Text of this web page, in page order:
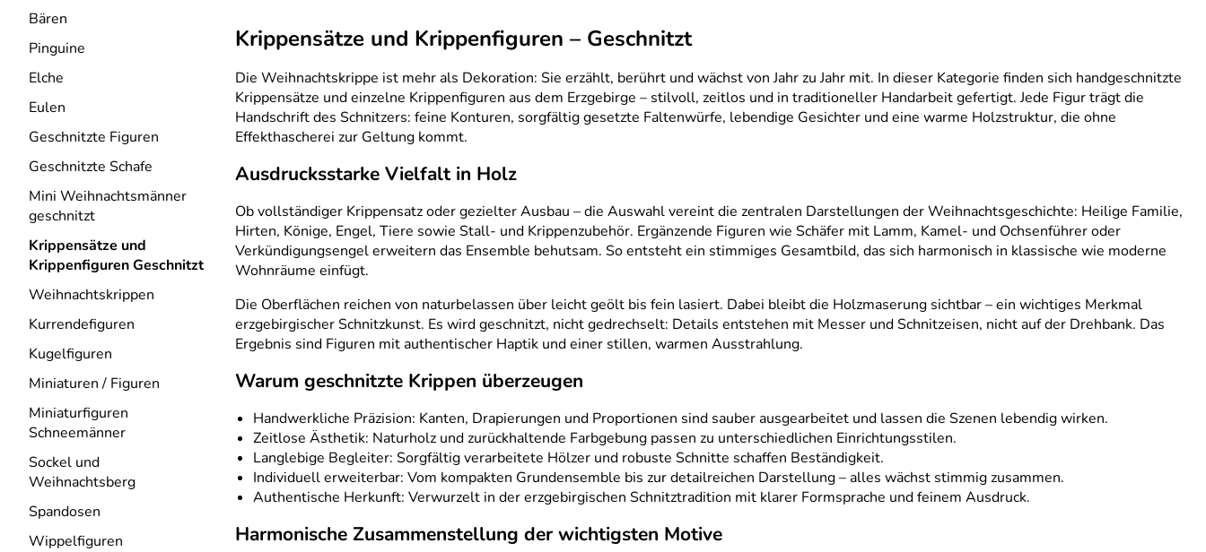
Bären
Pinguine
Elche
Eulen
Geschnitzte Figuren
Geschnitzte Schafe
Mini Weihnachtsmänner
geschnitzt
Krippensätze und
Krippenfiguren Geschnitzt
Weihnachtskrippen
Kurrendefiguren
Kugelfiguren
Miniaturen / Figuren
Miniaturfiguren
Schneemänner
Sockel und
Weihnachtsberg
Spandosen
Wippelfiguren
Krippensätze und Krippenfiguren – Geschnitzt
Die Weihnachtskrippe ist mehr als Dekoration: Sie erzählt, berührt und wächst von Jahr zu Jahr mit. In dieser Kategorie finden sich handgeschnitzte
Krippensätze und einzelne Krippenfiguren aus dem Erzgebirge – stilvoll, zeitlos und in traditioneller Handarbeit gefertigt. Jede Figur trägt die
Handschrift des Schnitzers: feine Konturen, sorgfältig gesetzte Faltenwürfe, lebendige Gesichter und eine warme Holzstruktur, die ohne
Effekthascherei zur Geltung kommt.
Ausdrucksstarke Vielfalt in Holz
Ob vollständiger Krippensatz oder gezielter Ausbau – die Auswahl vereint die zentralen Darstellungen der Weihnachtsgeschichte: Heilige Familie,
Hirten, Könige, Engel, Tiere sowie Stall- und Krippenzubehör. Ergänzende Figuren wie Schäfer mit Lamm, Kamel- und Ochsenführer oder
Verkündigungsengel erweitern das Ensemble behutsam. So entsteht ein stimmiges Gesamtbild, das sich harmonisch in klassische wie moderne
Wohnräume einfügt.
Die Oberflächen reichen von naturbelassen über leicht geölt bis fein lasiert. Dabei bleibt die Holzmaserung sichtbar – ein wichtiges Merkmal
erzgebirgischer Schnitzkunst. Es wird geschnitzt, nicht gedrechselt: Details entstehen mit Messer und Schnitzeisen, nicht auf der Drehbank. Das
Ergebnis sind Figuren mit authentischer Haptik und einer stillen, warmen Ausstrahlung.
Warum geschnitzte Krippen überzeugen
Handwerkliche Präzision: Kanten, Drapierungen und Proportionen sind sauber ausgearbeitet und lassen die Szenen lebendig wirken.
Zeitlose Ästhetik: Naturholz und zurückhaltende Farbgebung passen zu unterschiedlichen Einrichtungsstilen.
Langlebige Begleiter: Sorgfältig verarbeitete Hölzer und robuste Schnitte schaffen Beständigkeit.
Individuell erweiterbar: Vom kompakten Grundensemble bis zur detailreichen Darstellung – alles wächst stimmig zusammen.
Authentische Herkunft: Verwurzelt in der erzgebirgischen Schnitztradition mit klarer Formsprache und feinem Ausdruck.
Harmonische Zusammenstellung der wichtigsten Motive